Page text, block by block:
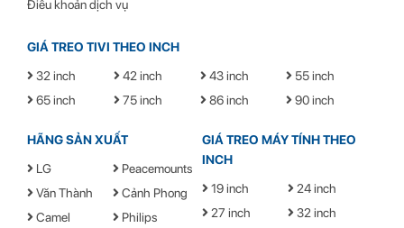
Điều khoản dịch vụ
GIÁ TREO TIVI THEO INCH
32 inch
42 inch 43 inch
55 inch
65 inch
75 inch 86 inch 90 inch
HÃNG SẢN XUẤT
LG
Peacemounts
Văn Thành
Cảnh Phong
Camel
Philips
GIÁ TREO MÁY TÍNH THEO
INCH
19 inch
24 inch
27 inch
32 inch